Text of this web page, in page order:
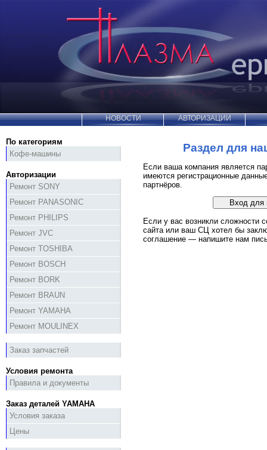
НОВОСТИ АВТОРИЗАЦИИ
По категориям
Кофе-машины
Авторизации
Ремонт SONY
Ремонт PANASONIC
Ремонт PHILIPS
Ремонт JVC
Ремонт TOSHIBA
Ремонт BOSCH
Ремонт BORK
Ремонт BRAUN
Ремонт YAMAHA
Ремонт MOULINEX
Заказ запчастей
Условия ремонта
Правила и документы
Заказ деталей YAMAHA
Условия заказа
Цены
Раздел для
Если ваша компания является
имеются регистрационные
партнёров.
Если у вас возникли сложности
сайта или ваш СЦ хотел бы
соглашение — напишите нам